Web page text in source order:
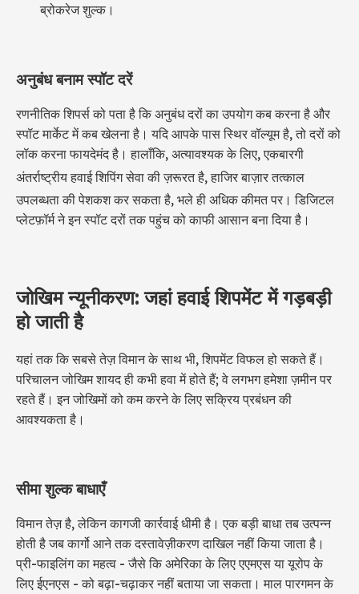
ब्रोकरेज शुल्क।
अनुबंध बनाम स्पॉट दरें
रणनीतिक शिपर्स को पता है कि अनुबंध दरों का उपयोग कब करना है और
स्पॉट मार्केट में कब खेलना है। यदि आपके पास स्थिर वॉल्यूम है, तो दरों को
लॉक करना फायदेमंद है। हालाँकि, अत्यावश्यक के लिए, एकबारगी
अंतर्राष्ट्रीय हवाई शिपिंग सेवा कीज़रूरत है, हाजिर बाज़ार तत्काल
उपलब्धता की पेशकश कर सकता है, भले ही अधिक कीमत पर। डिजिटल
प्लेटफ़ॉर्म ने इन स्पॉट दरों तक पहुंच को काफी आसान बना दिया है।
जोखिम न्यूनीकरण: जहां हवाई शिपमेंट में गड़बड़ी
हो जाती है
यहां तक ​​कि सबसे तेज़ विमान के साथ भी, शिपमेंट विफल हो सकते हैं।
परिचालन जोखिम शायद ही कभी हवा में होते हैं; वे लगभग हमेशा ज़मीन पर
रहते हैं। इन जोखिमों को कम करने के लिए सक्रिय प्रबंधन की
आवश्यकता है।
सीमा शुल्क बाधाएँ
विमान तेज़ है, लेकिन कागजी कार्रवाई धीमी है। एक बड़ी बाधा तब उत्पन्न
होती है जब कार्गो आने तक दस्तावेज़ीकरण दाखिल नहीं किया जाता है।
प्री-फाइलिंग का महत्व - जैसे कि अमेरिका के लिए एएमएस या यूरोप के
लिए ईएनएस - को बढ़ा-चढ़ाकर नहीं बताया जा सकता। माल पारगमन के